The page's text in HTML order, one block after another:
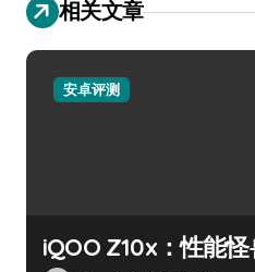
相关文章
安卓评测
iQOO Z10x：性能怪